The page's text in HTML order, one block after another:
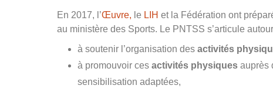
En 2017, l’Œuvre, le LIH et la Fédération ont
au ministère des Sports. Le PNTSS s’articule
à soutenir l’organisation des activités
à promouvoir ces activités physiques auprès
sensibilisation adaptées,